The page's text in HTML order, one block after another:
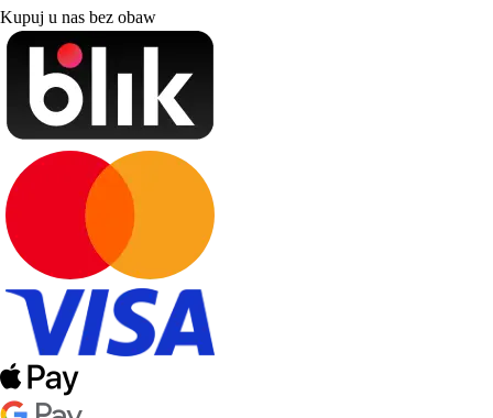
Kupuj u nas bez obaw